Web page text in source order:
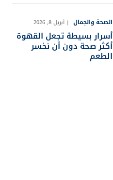
الصحة والجمال أبريل 8, 2026
أسرار بسيطة تجعل القهوة
أكثر صحة دون أن نخسر
الطعم